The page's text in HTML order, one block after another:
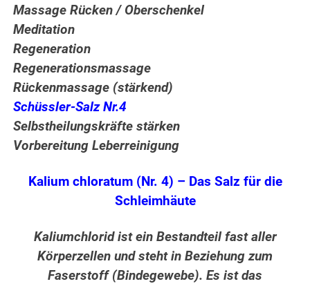
Massage Rücken / Oberschenkel
Meditation
Regeneration
Regenerationsmassage
Rückenmassage (stärkend)
Schüssler-Salz Nr.4
Selbstheilungskräfte stärken
Vorbereitung Leberreinigung
Kalium chloratum (Nr. 4) – Das Salz für die
Schleimhäute
Kaliumchlorid ist ein Bestandteil fast aller
Körperzellen und steht in Beziehung zum
Faserstoff (Bindegewebe). Es ist das